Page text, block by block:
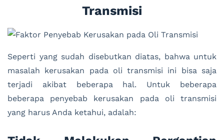
Transmisi
Seperti yang sudah disebutkan diatas, bahwa untuk
masalah kerusakan pada oli transmisi ini bisa saja
terjadi akibat beberapa hal. Untuk beberapa
beberapa penyebab kerusakan pada oli transmisi
yang harus Anda ketahui, adalah: